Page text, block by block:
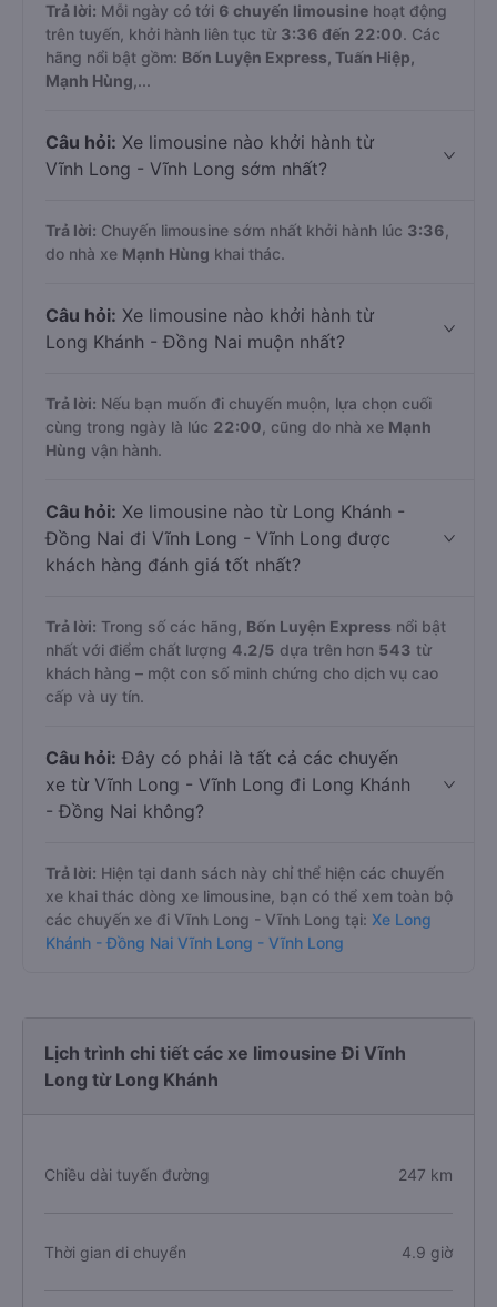
Trả lời: Mỗi ngày có tới 6 chuyến limousine hoạt động
trên tuyến, khởi hành liên tục từ 3:36 đến 22:00. Các
hãng nổi bật gồm: Bốn Luyện Express, Tuấn Hiệp,
Mạnh Hùng ,...
Câu hỏi: Xe limousine nào khởi hành từ
Vĩnh Long - Vĩnh Long sớm nhất?
Trả lời: Chuyến limousine sớm nhất khởi hành lúc 3:36
do nhà xe Mạnh Hùng khai thác.
Câu hỏi: Xe limousine nào khởi hành từ
Long Khánh - Đồng Nai muộn nhất?
Trả lời: Nếu bạn muốn đi chuyến muộn, lựa chọn cuối
cùng trong ngày là lúc 22:00 , cũng do nhà xe Mạnh
Hùng vận hành.
Câu hỏi: Xe limousine nào từ Long Khánh -
Đồng Nai đi Vĩnh Long - Vĩnh Long được
khách hàng đánh giá tốt nhất?
Trả lời: Trong số các hãng, Bốn Luyện Express nổi bật
nhất với điểm chất lượng 4.2/5 dựa trên hơn 543 từ
khách hàng – một con số minh chứng cho dịch vụ cao
cấp và uy tín.
Câu hỏi: Đây có phải là tất cả các chuyến
xe từ Vĩnh Long - Vĩnh Long đi Long Khánh
- Đồng Nai không?
Trả lời: Hiện tại danh sách này chỉ thể hiện các chuyến
xe khai thác dòng xe limousine, bạn có thể xem toàn bộ
các chuyến xe đi Vĩnh Long - Vĩnh Long tại: Xe Long
Khánh - Đồng Nai Vĩnh Long - Vĩnh Long
Lịch trình chi tiết các xe limousine Đi Vĩnh
Long từ Long Khánh
Chiều dài tuyến đường 247 km
Thời gian di chuyển 4.9 giờ